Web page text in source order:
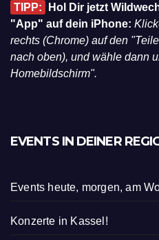
TIPP:
Hol Dir jetzt
"App" auf dein iPhone:
rechts (Chrome) auf den
nach oben), und wähle dann
Homebildschirm".
EVENTS IN DEINER
Events heute, morgen, am
Konzerte in Kassel!